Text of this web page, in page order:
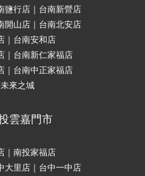
鹽行店｜台南新營店
開山店｜台南北安店
｜台南安和店
｜台南新仁家福店
｜台南中正家福店
來之城
雲嘉門市
｜南投家福店
大里店｜台中一中店